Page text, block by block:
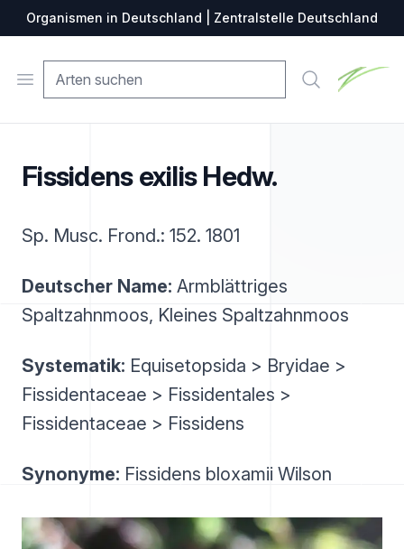
Organismen in Deutschland | Zentralstelle Deutschland
Open menu Suche
Fissidens exilis Hedw.
Sp. Musc. Frond.: 152. 1801
Deutscher Name: Armblättriges
Spaltzahnmoos, Kleines Spaltzahnmoos
Systematik: Equisetopsida > Bryidae >
Fissidentaceae > Fissidentales >
Fissidentaceae > Fissidens
Synonyme: Fissidens bloxamii Wilson